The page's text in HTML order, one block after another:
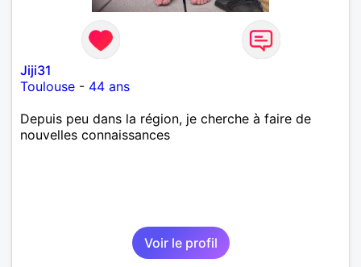
Jiji31
Toulouse - 44 ans
Depuis peu dans la région, je cherche à faire de
nouvelles connaissances
Voir le profil